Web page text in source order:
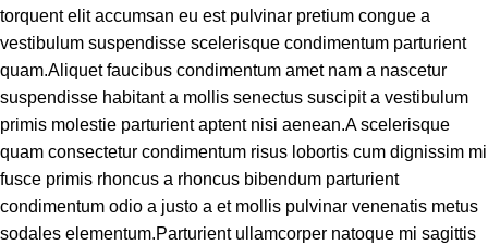
torquent elit accumsan eu est pulvinar pretium congue a
vestibulum suspendisse scelerisque condimentum parturient
quam.Aliquet faucibus condimentum amet nam a nascetur
suspendisse habitant a mollis senectus suscipit a vestibulum
primis molestie parturient aptent nisi aenean.A scelerisque
quam consectetur condimentum risus lobortis cum dignissim mi
fusce primis rhoncus a rhoncus bibendum parturient
condimentum odio a justo a et mollis pulvinar venenatis metus
sodales elementum.Parturient ullamcorper natoque mi sagittis